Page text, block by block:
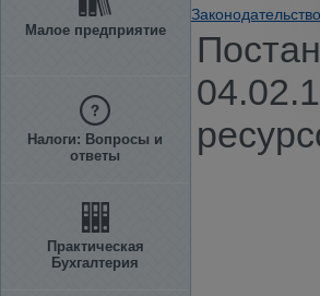
Малое предприятие
Налоги: Вопросы и
ответы
Практическая
Бухгалтерия